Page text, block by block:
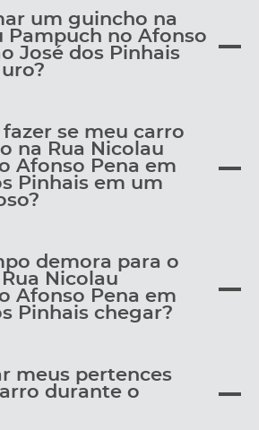
um guincho na
Pampuch no Afonso
José dos Pinhais
se meu carro
na Rua Nicolau
Afonso Pena em
Pinhais em um
demora para o
Nicolau
Afonso Pena em
Pinhais chegar?
meus pertences
durante o